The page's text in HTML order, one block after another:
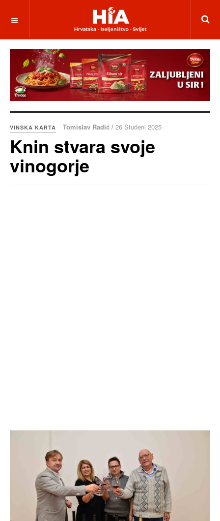
VINSKA KARTA Tomislav Radić / 26 Studeni 2025
Knin stvara svoje
vinogorje